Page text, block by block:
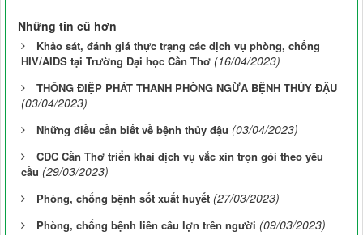
Những tin cũ hơn
Khảo sát, đánh giá thực trạng các dịch vụ phòng, chống
HIV/AIDS tại Trường Đại học Cần Thơ (16/04/2023)
THÔNG ĐIỆP PHÁT THANH PHÒNG NGỪA BỆNH THỦY ĐẬU
(03/04/2023)
Những điều cần biết về bệnh thủy đậu (03/04/2023)
CDC Cần Thơ triển khai dịch vụ vắc xin trọn gói theo yêu
cầu (29/03/2023)
Phòng, chống bệnh sốt xuất huyết (27/03/2023)
Phòng, chống bệnh liên cầu lợn trên người (09/03/2023)